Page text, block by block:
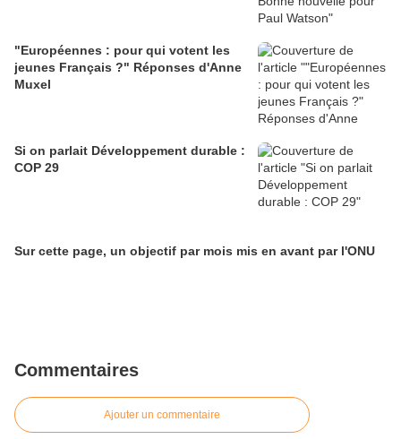
"Européennes : pour qui votent les
jeunes Français ?" Réponses d'Anne
Muxel
Si on parlait Développement durable :
COP 29
Sur cette page, un objectif par mois mis en avant par l'ONU
Commentaires
Ajouter un commentaire